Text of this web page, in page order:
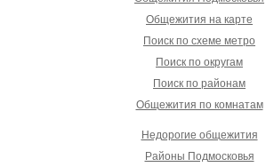
Общежития на карте
Поиск по схеме метро
Поиск по округам
Поиск по районам
Общежития по комнатам
Недорогие общежития
Районы Подмосковья